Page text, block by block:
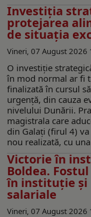
Investiția
protejarea
de situația
Vineri, 07 August 2026
O investiție
în mod normal ar fi
finalizată în cursul
urgență, din cauza
nivelului Dunării.
magistrala care
din Galați (firul 4)
nou realizată, cu
Victorie în
Boldea.
în instituție
salariale
Vineri, 07 August 2026